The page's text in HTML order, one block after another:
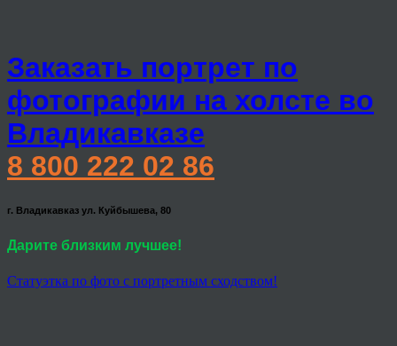
Заказать портрет по
фотографии на холсте во
Владикавказе
8 800 222 02 86
г. Владикавказ ул. Куйбышева, 80
Дарите близким лучшее!
Статуэтка по фото с портретным сходством!